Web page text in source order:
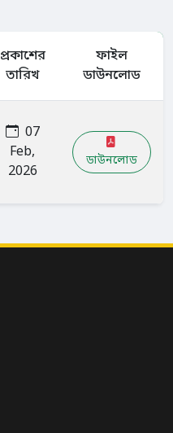
প্রকাশের
তারিখ
ফাইল
ডাউনলোড
07
Feb,
2026
ডাউনলোড